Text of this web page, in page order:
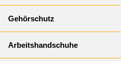
Gehörschutz
Arbeitshandschuhe